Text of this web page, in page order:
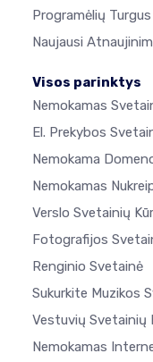
Programėlių Turgus
Naujausi
Visos parinktys
Nemokamas
El. Prekybos
Nemokama
Nemokamas
Verslo Svetainių
Fotografijos
Renginio Svetainė
Sukurkite Muzikos
Vestuvių Svetainių
Nemokamas